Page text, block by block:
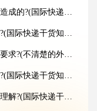
际快递干货知识分享)
快递干货知识分享)
楚的外贸人看过来)
快递干货知识分享)
快递干货知识分享)